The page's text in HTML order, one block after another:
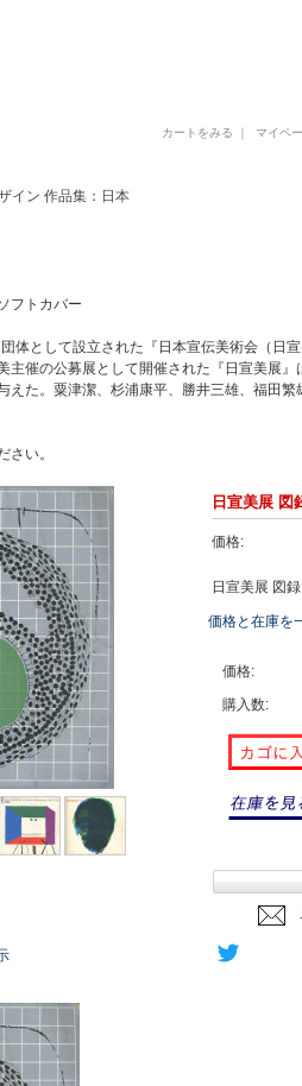
カートをみる マイペ
イン 作品集：日本
フトカバー
体として設立された『日本宣伝美術会（日
主催の公募展として開催された『日宣美展
えた。粟津潔、杉浦康平、勝井三雄、福田
さい。
日宣美展 図
価格:
日宣美展 図
価格と在庫を
価格:
購入数: